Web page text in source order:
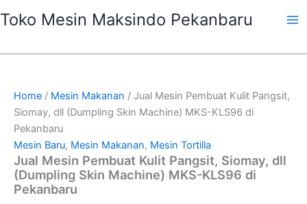
to
Toko Mesin Maksindo Pekanbaru
Home / Mesin Makanan / Jual Mesin Pembuat Kulit Pangsit,
Siomay, dll (Dumpling Skin Machine) MKS-KLS96 di
Pekanbaru
Mesin Baru, Mesin Makanan, Mesin Tortilla
Jual Mesin Pembuat Kulit Pangsit, Siomay, dll
(Dumpling Skin Machine) MKS-KLS96 di
Pekanbaru
Mesin
(Dumpling
Skin
Machine)
MKS-
KLS96
di
Pekanbaru
quantity